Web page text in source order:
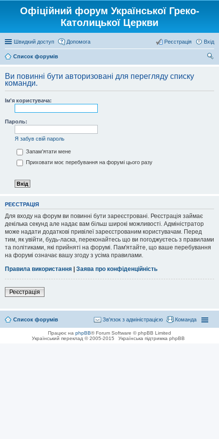
Офіційний форум Української Греко-
Католицької Церкви
Швидкий доступ Допомога Вхід
Реєстрація
Список форумів
Ви повинні бути авторизовані для перегляду списку
команди.
Ім'я користувача:
Пароль:
Я забув свій пароль
Запам'ятати мене
Приховати моє перебування на форумі цього разу
РЕЄСТРАЦІЯ
Для входу на форум ви повинні бути зареєстровані. Реєстрація займає
декілька секунд але надає вам більш широкі можливості. Адміністратор
може надати додаткові привілеї зареєстрованим користувачам. Перед
тим, як увійти, будь-ласка, переконайтесь що ви погоджуєтесь з правилами
та політиками, які прийняті на форумі. Пам'ятайте, що ваше перебування
на форумі означає вашу згоду з усіма правилами.
Правила використання | Заява про конфіденційність
Реєстрація
Список форумів Команда
Зв'язок з адміністрацією
Працює на phpBB® Forum Software © phpBB Limited
Український переклад © 2005-2015
Українська підтримка phpBB